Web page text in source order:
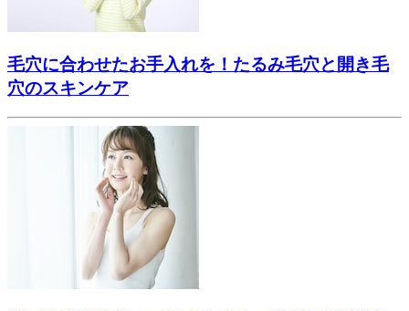
毛穴に合わせたお手入れを！たるみ毛穴と開き毛
穴のスキンケア